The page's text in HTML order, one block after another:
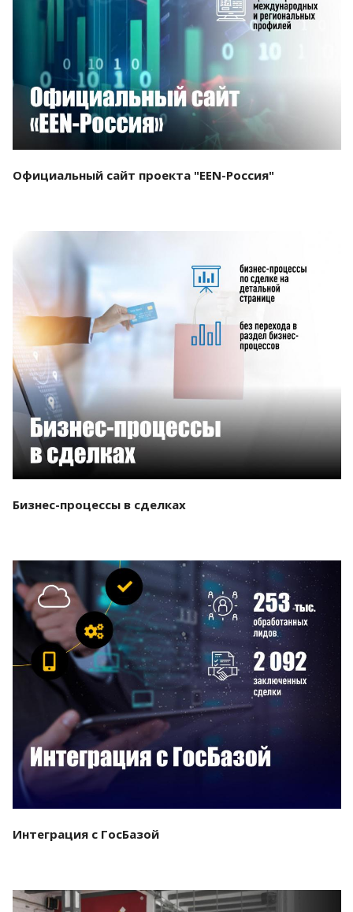
Смотреть проект
Официальный сайт проекта "EEN-Россия"
Бизнес-процессы в сделках
Смотреть проект
Интеграция с ГосБазой